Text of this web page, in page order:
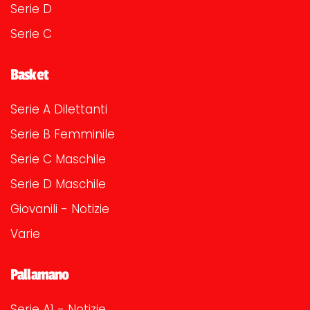
Serie D
Serie C
Basket
Serie A Dilettanti
Serie B Femminile
Serie C Maschile
Serie D Maschile
Giovanili - Notizie
Varie
Pallamano